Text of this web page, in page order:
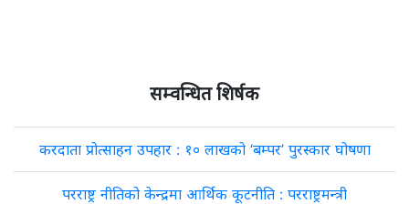
सम्वन्धित शिर्षक
करदाता प्रोत्साहन उपहार : १० लाखको ‘बम्पर’ पुरस्कार घोषणा
परराष्ट्र नीतिको केन्द्रमा आर्थिक कूटनीति : परराष्ट्रमन्त्री